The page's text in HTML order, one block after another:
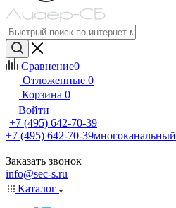
Сравнение0
Отложенные 0
Корзина 0
Войти
+7 (495) 642-70-39
+7 (495) 642-70-39многоканальный
Заказать звонок
info@sec-s.ru
Каталог